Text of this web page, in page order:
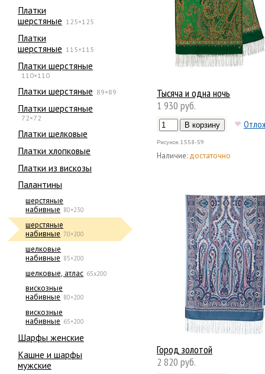
Платки
шерстяные 125×125
Платки
шерстяные 115×115
Платки шерстяные
110×110
Платки шерстяные 89×89
Платки шерстяные
72×72
Платки шелковые
Платки хлопковые
Платки из вискозы
Палантины
шерстяные
набивные 80×230
шерстяные
набивные 70×200
шелковые
набивные 85×200
шелковые, атлас 65х200
вискозные
набивные 80×200
вискозные
набивные 65×200
Шарфы женские
Кашне и шарфы
мужские
Тысяча и одна ночь
1 930 руб.
Рисунок 1558-59
Наличие: достаточно
Город золотой
2 820 руб.